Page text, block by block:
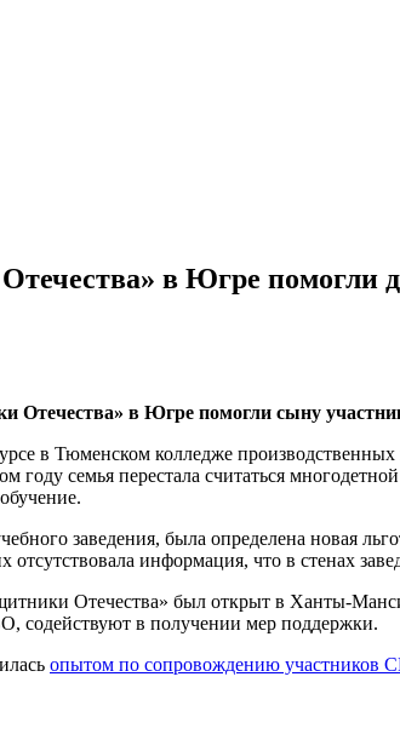
в Югре помогли
Отечества» в Югре помогли сыну
в Тюменском колледже
году семья перестала считаться
заведения, была определена новая
информация, что в стенах
Отечества» был открыт в Ханты-
содействуют в получении мер поддержки.
опытом по сопровождению участников